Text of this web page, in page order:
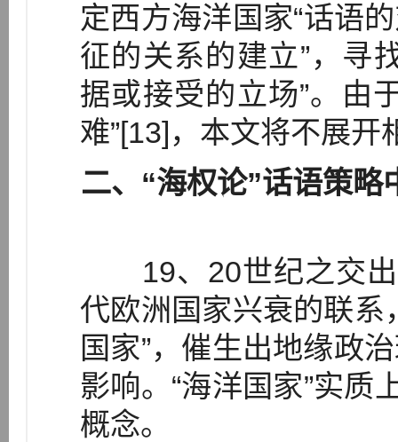
定西方海洋国家“话语
征的关系的建立”，
据或接受的立场”。由
难”[13]，本文将不展开
二、“海权论”话语策略
19、20世纪之交出
代欧洲国家兴衰的联系
国家”，催生出地缘政
影响。“海洋国家”实质
概念。